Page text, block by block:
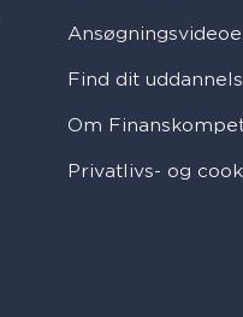
Find dit
Om
Privatlivs- og